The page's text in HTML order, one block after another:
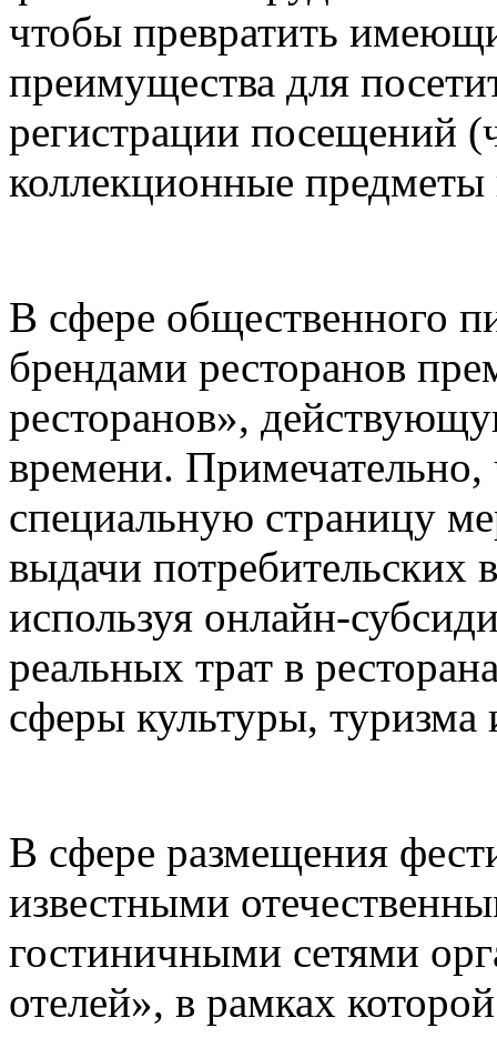
чтобы превратить
преимущества для
регистрации посещений
коллекционные
В сфере общественного
брендами ресторанов
ресторанов»,
времени. Примечательно,
специальную страницу
выдачи потребительских
используя онлайн-
реальных трат в
сферы культуры, туризма
В сфере размещения
известными
гостиничными сетями
отелей», в рамках